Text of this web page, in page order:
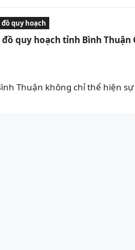
đồ quy hoạch
đồ quy hoạch tỉnh Bình Thuận
Thuận không chỉ thể hiện